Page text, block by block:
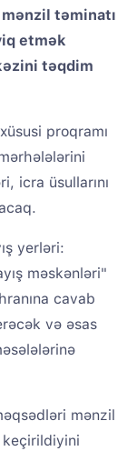
təminatı
etmək
təqdim
proqramı
icra üsullarını
yerləri:
məskənləri"
cavab
və əsas
mənzil
keçirildiyini